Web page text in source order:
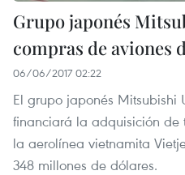
Grupo japonés
compras de aviones
06/06/2017 02:22
El grupo japonés Mitsubishi
financiará la adquisición de
la aerolínea vietnamita
348 millones de dólares.